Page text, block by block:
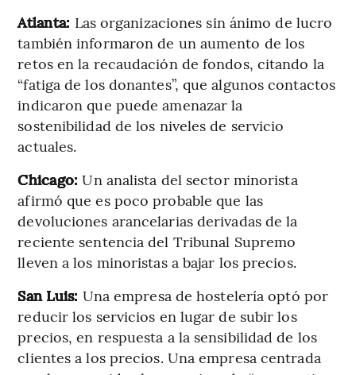
Atlanta: Las organizaciones sin ánimo de lucro
también informaron de un aumento de los
retos en la recaudación de fondos, citando la
“fatiga de los donantes”, que algunos contactos
indicaron que puede amenazar la
sostenibilidad de los niveles de servicio
actuales.
Chicago: Un analista del sector minorista
afirmó que es poco probable que las
devoluciones arancelarias derivadas de la
reciente sentencia del Tribunal Supremo
lleven a los minoristas a bajar los precios.
San Luis: Una empresa de hostelería optó por
reducir los servicios en lugar de subir los
precios, en respuesta a la sensibilidad de los
clientes a los precios. Una empresa centrada